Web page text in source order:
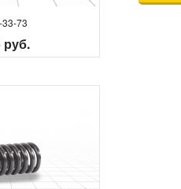
73
руб.